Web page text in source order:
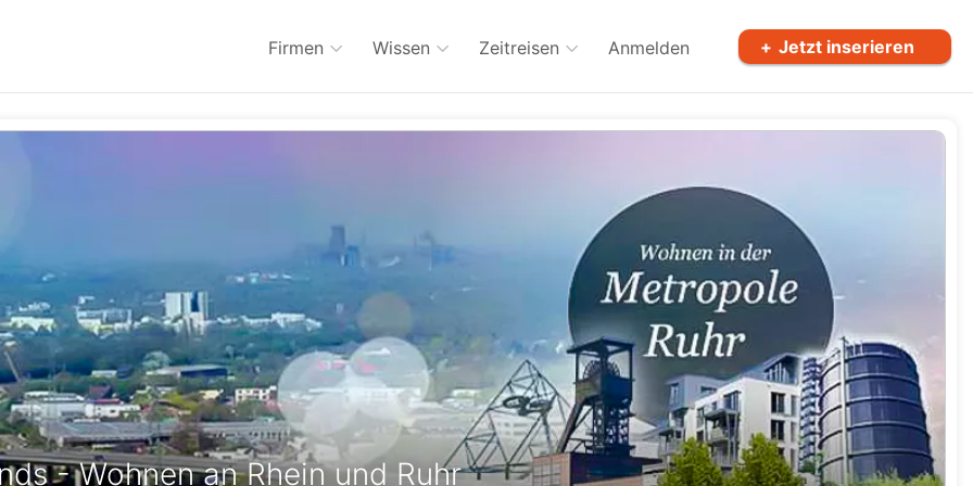
Firmen Wissen Zeitreisen Anmelden Jetzt inserieren
- Wohnen an Rhein und Ruhr